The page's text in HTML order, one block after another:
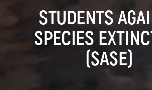
STUDENTS
SPECIES
(SASE)